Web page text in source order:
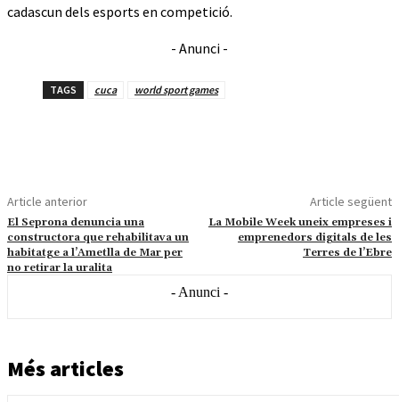
cadascun dels esports en competició.
- Anunci -
TAGS cuca world sport games
Article anterior
El Seprona denuncia una
constructora que rehabilitava un
habitatge a l’Ametlla de Mar per
no retirar la uralita
Article següent
La Mobile Week uneix empreses i
emprenedors digitals de les
Terres de l’Ebre
- Anunci -
Més articles